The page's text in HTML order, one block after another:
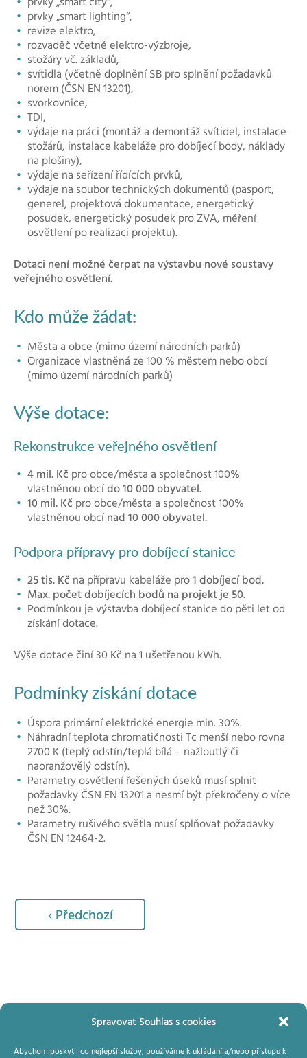
Spravovat Souhlas s cookies
Abychom poskytli co nejlepší služby, používáme k ukládání a/nebo přístupu k
prvky „smart city“,
prvky „smart lighting“,
revize elektro,
rozvaděč včetně elektro-výzbroje,
stožáry vč. základů,
svítidla (včetně doplnění SB pro splnění požadavků
norem (ČSN EN 13201),
svorkovnice,
TDI,
výdaje na práci (montáž a demontáž svítidel, instalace
stožárů, instalace kabeláže pro dobíjecí body, náklady
na plošiny),
výdaje na seřízení řídících prvků,
výdaje na soubor technických dokumentů (pasport,
generel, projektová dokumentace, energetický
posudek, energetický posudek pro ZVA, měření
osvětlení po realizaci projektu).
Dotaci není možné čerpat na výstavbu nové soustavy
veřejného osvětlení.
Kdo může žádat:
Města a obce (mimo území národních parků)
Organizace vlastněná ze 100 % městem nebo obcí
(mimo území národních parků)
Výše dotace:
Rekonstrukce veřejného osvětlení
4 mil. Kč pro obce/města a společnost 100%
vlastněnou obcí do 10 000 obyvatel.
10 mil. Kč pro obce/města a společnost 100%
vlastněnou obcí nad 10 000 obyvatel.
Podpora přípravy pro dobíjecí stanice
25 tis. Kč na přípravu kabeláže pro 1 dobíjecí bod.
Max. počet dobíjecích bodů na projekt je 50.
Podmínkou je výstavba dobíjecí stanice do pěti let od
získání dotace.
Výše dotace činí 30 Kč na 1 ušetřenou kWh.
Podmínky získání dotace
Úspora primární elektrické energie min. 30%.
Náhradní teplota chromatičnosti Tc menší nebo rovna
2700 K (teplý odstín/teplá bílá – nažloutlý či
naoranžovělý odstín).
Parametry osvětlení řešených úseků musí splnit
požadavky ČSN EN 13201 a nesmí být překročeny o více
než 30%.
Parametry rušivého světla musí splňovat požadavky
ČSN EN 12464-2.
pro
‹ Předchozí